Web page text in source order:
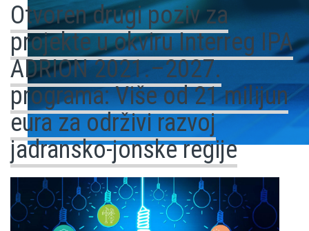
Otvoren drugi poziv za
projekte u okviru Interreg IPA
ADRION 2021.–2027.
programa: Više od 21 milijun
eura za održivi razvoj
jadransko-jonske regije